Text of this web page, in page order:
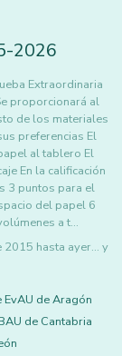
-2026
Extraordinaria
proporcionará al
de los materiales
preferencias El
al tablero El
En la calificación
3 puntos para el
del papel 6
a t…
hasta ayer... y
EvAU de Aragón
de Cantabria